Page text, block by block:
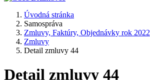
Úvodná stránka
Samospráva
Zmluvy, Faktúry, Objednávky rok 2022
Zmluvy
Detail zmluvy 44
Detail zmluvy 44